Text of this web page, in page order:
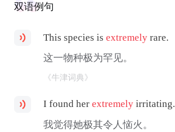
双语例句
This species isextremely rare.
这一物种极为罕见。
《牛津词典》
I found herextremely irritating.
我觉得她极其令人恼火。